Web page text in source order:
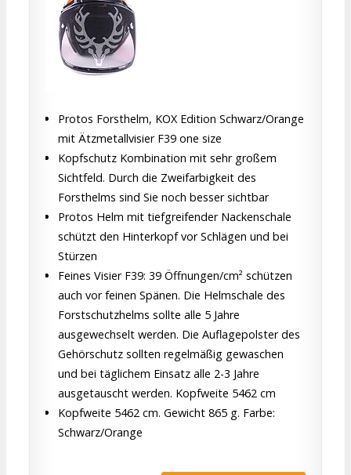
Protos Forsthelm, KOX Edition Schwarz/Orange
mit Ätzmetallvisier F39 one size
Kopfschutz Kombination mit sehr großem
Sichtfeld. Durch die Zweifarbigkeit des
Forsthelms sind Sie noch besser sichtbar
Protos Helm mit tiefgreifender Nackenschale
schützt den Hinterkopf vor Schlägen und bei
Stürzen
Feines Visier F39: 39 Öffnungen/cm² schützen
auch vor feinen Spänen. Die Helmschale des
Forstschutzhelms sollte alle 5 Jahre
ausgewechselt werden. Die Auflagepolster des
Gehörschutz sollten regelmäßig gewaschen
und bei täglichem Einsatz alle 2-3 Jahre
ausgetauscht werden. Kopfweite 5462 cm
Kopfweite 5462 cm. Gewicht 865 g. Farbe:
Schwarz/Orange